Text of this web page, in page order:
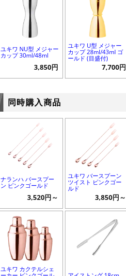
ユキワ NU型 メジャー
カップ 30ml/48ml
3,850円
ユキワ U型 メジャー
カップ 28ml/43ml ゴ
ールド (目盛付)
7,700円
同時購入商品
ナランハ バースプー
ン ピンクゴールド
3,520円～
ユキワ バースプーン
ツイスト ピンクゴー
ルド
3,850円～
ユキワ カクテルシェ